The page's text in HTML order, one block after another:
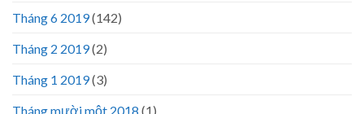
Tháng 6 2019(142)
Tháng 2 2019(2)
Tháng 1 2019(3)
Tháng mười một 2018 (1)